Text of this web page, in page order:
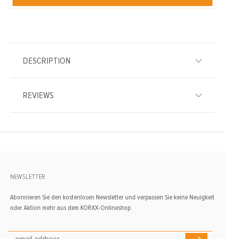
DESCRIPTION
REVIEWS
NEWSLETTER
Abonnieren Sie den kostenlosen Newsletter und verpassen Sie keine Neuigkeit
oder Aktion mehr aus dem KORXX-Onlineshop.